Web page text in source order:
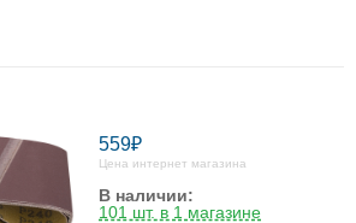
559₽
Цена интернет магазина
В наличии:
101 шт. в 1 магазине